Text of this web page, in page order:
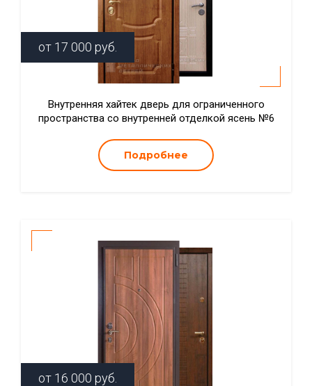
от 17 000 руб.
Внутренняя хайтек дверь для ограниченного
пространства со внутренней отделкой ясень №6
Подробнее
от 16 000 руб.